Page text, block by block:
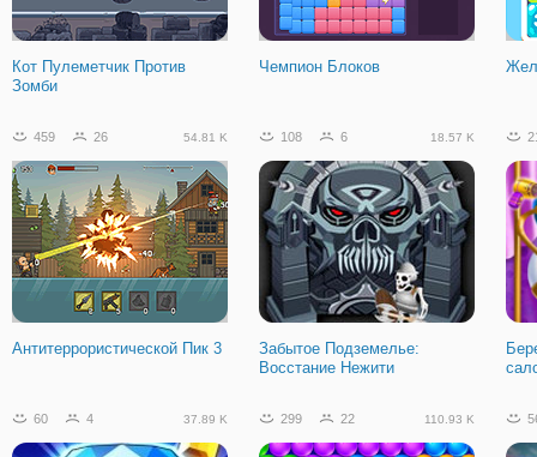
Кот Пулеметчик Против
Зомби
Чемпион Блоков
459 26 54.81 K
Антитеррористической Пик 3
108 6 18.57 K
Забытое Подземелье:
Восстание Нежити
60 4 37.89 K 299 22 110.93 K